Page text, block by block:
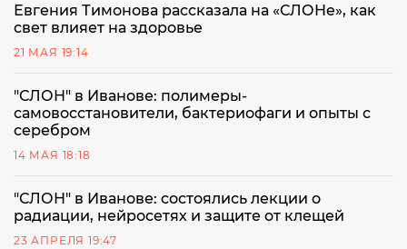
Евгения Тимонова рассказала на «СЛОНе», как
свет влияет на здоровье
21 МАЯ 19:14
"СЛОН" в Иванове: полимеры-
самовосстановители, бактериофаги и опыты с
серебром
14 МАЯ 18:18
"СЛОН" в Иванове: состоялись лекции о
радиации, нейросетях и защите от клещей
23 АПРЕЛЯ 19:47